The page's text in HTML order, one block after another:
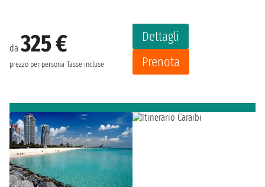
da325 €
prezzo per persona Tasse incluse
Dettagli
Prenota